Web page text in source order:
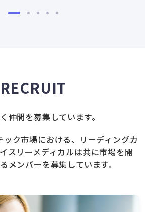
RECRUIT
仲間を募集しています。
ック市場における、リーディングカ
スリーメディカルは共に市場を開
メンバーを募集しています。